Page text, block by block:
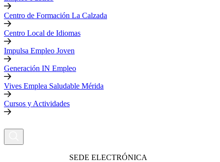
Centro de Formación La Calzada
Centro Local de Idiomas
Impulsa Empleo Joven
Generación IN Empleo
Vives Emplea Saludable Mérida
Cursos y Actividades
SEDE ELECTRÓNICA